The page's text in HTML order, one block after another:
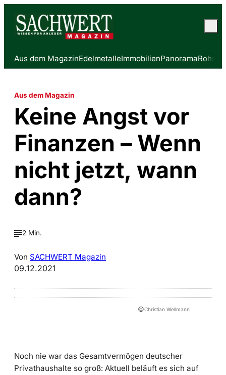
Aus dem MagazinEdelmetalleImmobilienPanorama
Aus dem Magazin
Keine Angst vor
Finanzen – Wenn
nicht jetzt, wann
dann?
2 Min.
Von SACHWERT Magazin
09.12.2021
©Christian Wellmann
Noch nie war das Gesamtvermögen deutscher
Privathaushalte so groß: Aktuell beläuft es sich auf